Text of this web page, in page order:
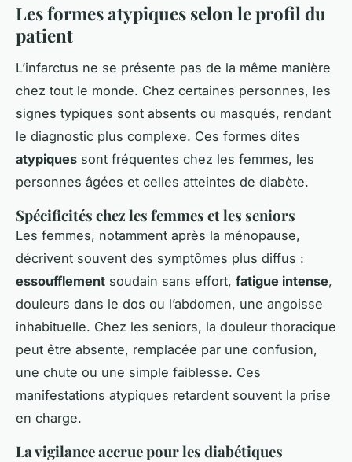
Les formes atypiques selon le profil du
patient
L’infarctus ne se présente pas de la même manière
chez tout le monde. Chez certaines personnes, les
signes typiques sont absents ou masqués, rendant
le diagnostic plus complexe. Ces formes dites
atypiques sont fréquentes chez les femmes, les
personnes âgées et celles atteintes de diabète.
Spécificités chez les femmes et les seniors
Les femmes, notamment après la ménopause,
décrivent souvent des symptômes plus diffus :
essoufflement soudain sans effort, fatigue intense,
douleurs dans le dos ou l’abdomen, une angoisse
inhabituelle. Chez les seniors, la douleur thoracique
peut être absente, remplacée par une confusion,
une chute ou une simple faiblesse. Ces
manifestations atypiques retardent souvent la prise
en charge.
La vigilance accrue pour les diabétiques